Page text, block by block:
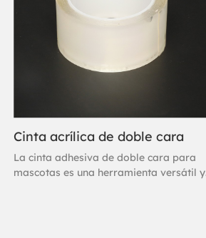
Cinta acrílica de doble cara
La cinta adhesiva de doble cara para
mascotas es una herramienta versátil y